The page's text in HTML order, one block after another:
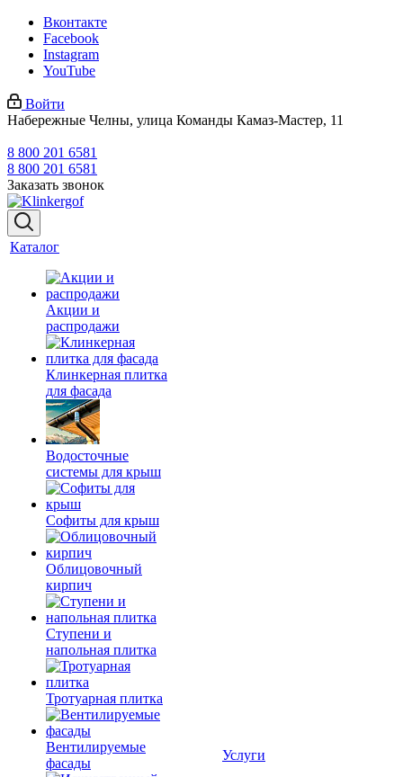
Вконтакте
Facebook
Instagram
YouTube
Войти
Набережные Челны, улица Команды Камаз-Мастер, 11
8 800 201 6581
8 800 201 6581
Заказать звонок
Каталог
Акции и
распродажи
Клинкерная плитка
для фасада
Водосточные
системы для крыш
Софиты для крыш
Облицовочный
кирпич
Ступени и
напольная плитка
Тротуарная плитка
Вентилируемые
фасады
Услуги